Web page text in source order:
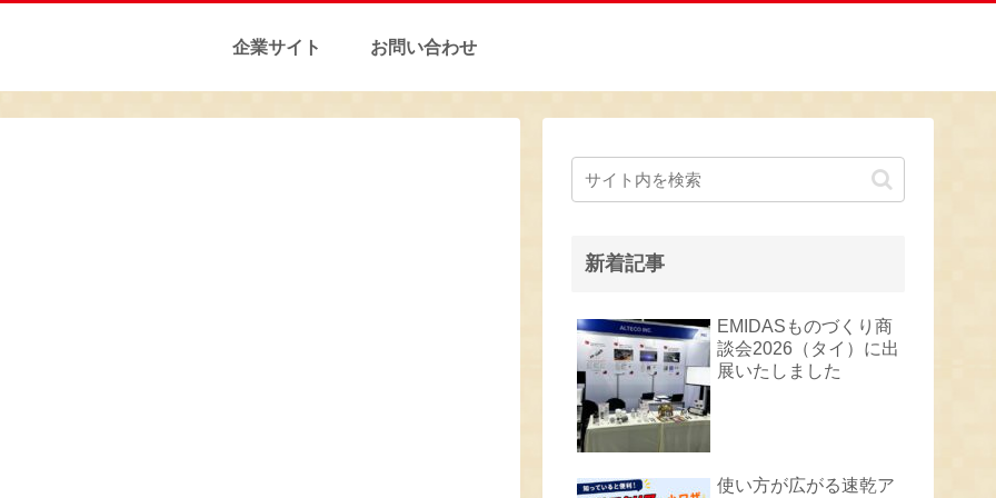
企業サイト お問い合わせ
新着記事
EMIDASものづくり商
談会2026（タイ）に出
展いたしました
使い方が広がる速乾ア